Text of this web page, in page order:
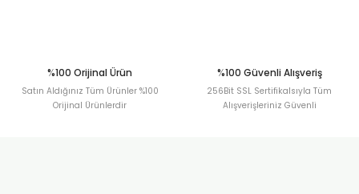
%100 Orijinal Ürün
Satın Aldığınız Tüm Ürünler %100
Orijinal Ürünlerdir
%100 Güvenli Alışveriş
256Bit SSL Sertifikalsıyla Tüm
Alışverişleriniz Güvenli